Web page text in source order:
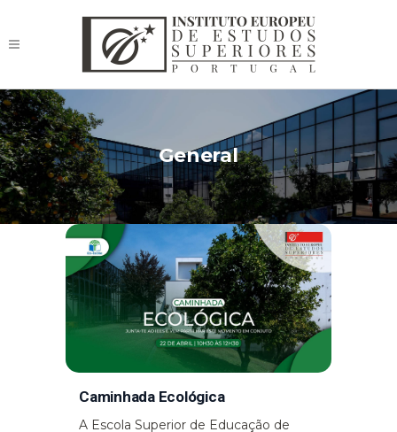
General
Caminhada Ecológica
A Escola Superior de Educação de